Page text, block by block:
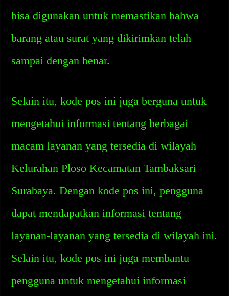
bisa digunakan untuk memastikan bahwa
barang atau surat yang dikirimkan telah
sampai dengan benar.
Selain itu, kode pos ini juga berguna untuk
mengetahui informasi tentang berbagai
macam layanan yang tersedia di wilayah
Kelurahan Ploso Kecamatan Tambaksari
Surabaya. Dengan kode pos ini, pengguna
dapat mendapatkan informasi tentang
layanan-layanan yang tersedia di wilayah ini.
Selain itu, kode pos ini juga membantu
pengguna untuk mengetahui informasi